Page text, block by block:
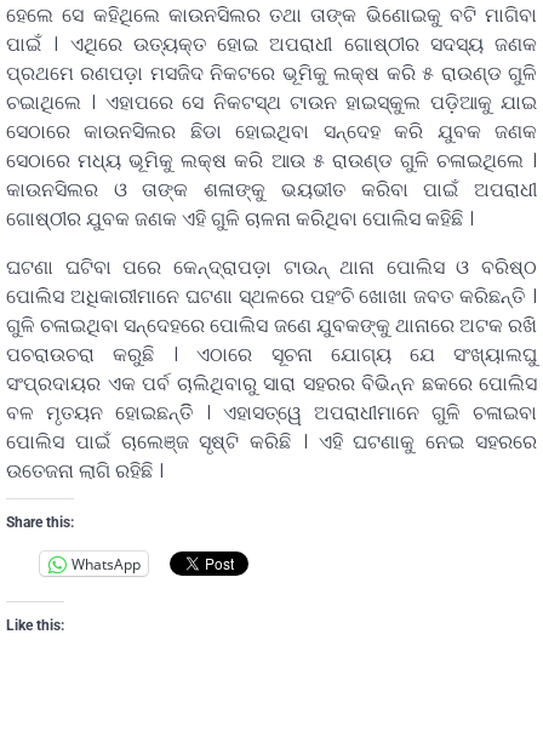
ହେଲେ ସେ କହିଥିଲେ କାଉନସିଲର ତଥା ତାଙ୍କ ଭିଣୋଇକୁ ବଟି ମାଗିବା
ପାଇଁ । ଏଥିରେ ଉତ୍ୟକ୍ତ ହୋଇ ଅପରାଧୀ ଗୋଷ୍ଠୀର ସଦସ୍ୟ ଜଣକ
ପ୍ରଥମେ ରଣପଡ଼ା ମସଜିଦ ନିକଟରେ ଭୂମିକୁ ଲକ୍ଷ କରି ୫ ରାଉଣ୍ଡ ଗୁଳି
ଚଇାଥିଲେ । ଏହାପରେ ସେ ନିକଟସ୍ଥ ଟାଉନ ହାଇସ୍କୁଲ ପଡ଼ିଆକୁ ଯାଇ
ସେଠାରେ କାଉନସିଲର ଛିଡା ହୋଇଥିବା ସନ୍ଦେହ କରି ଯୁବକ ଜଣକ
ସେଠାରେ ମଧ୍ୟ ଭୂମିକୁ ଲକ୍ଷ କରି ଆଉ ୫ ରାଉଣ୍ଡ ଗୁଳି ଚଳାଇଥିଲେ ।
କାଉନସିଲର ଓ ତାଙ୍କ ଶଳାଙ୍କୁ ଭୟଭୀତ କରିବା ପାଇଁ ଅପରାଧୀ
ଗୋଷ୍ଠୀର ଯୁବକ ଜଣକ ଏହି ଗୁଳି ଚାଳନା କରିଥିବା ପୋଲିସ କହିଛି ।
ଘଟଣା ଘଟିବା ପରେ କେନ୍ଦ୍ରାପଡ଼ା ଟାଉନ୍ ଥାନା ପୋଲିସ ଓ ବରିଷ୍ଠ
ପୋଲିସ ଅଧିକାରୀମାନେ ଘଟଣା ସ୍ଥଳରେ ପହଂଚି ଖୋଖା ଜବତ କରିଛନ୍ତି ।
ଗୁଳି ଚଳାଇଥିବା ସନ୍ଦେହରେ ପୋଲିସ ଜଣେ ଯୁବକଙ୍କୁ ଥାନାରେ ଅଟକ ରଖି
ପଚରାଉଚରା କରୁଛି । ଏଠାରେ ସୂଚନା ଯୋଗ୍ୟ ଯେ ସଂଖ୍ୟାଲଘୁ
ସଂପ୍ରଦାୟର ଏକ ପର୍ବ ଚାଲିଥିବାରୁ ସାରା ସହରର ବିଭିନ୍ନ ଛକରେ ପୋଲିସ
ବଳ ମୃତୟନ ହୋଇଛନ୍ତିି । ଏହାସତ୍ୱେ ଅପରାଧୀମାନେ ଗୁଳି ଚଳାଇବା
ପୋଲିସ ପାଇଁ ଚାଲେଞ୍ଜ ସୃଷ୍ଟି କରିଛି । ଏହି ଘଟଣାକୁ ନେଇ ସହରରେ
ଉତେଜନା ଲାଗି ରହିଛି ।
Share this:
WhatsApp
Like this: